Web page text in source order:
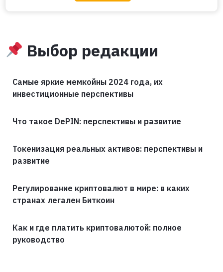
Выбор редакции
Самые яркие мемкойны 2024 года, их
инвестиционные перспективы
Что такое DePIN: перспективы и развитие
Токенизация реальных активов: перспективы и
развитие
Регулирование криптовалют в мире: в каких
странах легален Биткоин
Как и где платить криптовалютой: полное
руководство